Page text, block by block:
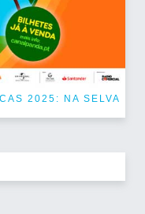
2025: NA SELVA